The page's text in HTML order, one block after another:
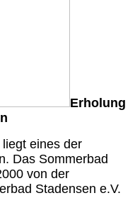
Erholung
eines der
Das Sommerbad
von der
Stadensen e.V.